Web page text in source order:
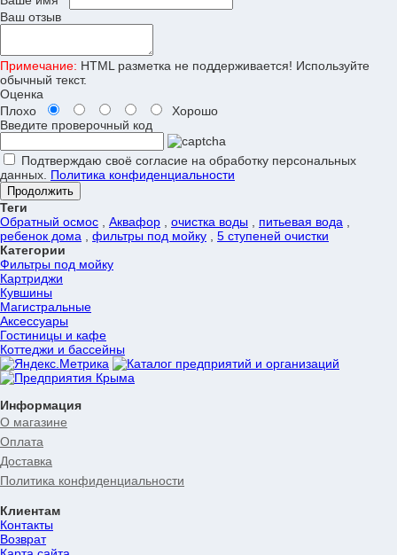
Ваш отзыв
Примечание: HTML разметка не поддерживается! Используйте
обычный текст.
Оценка
Плохо
Хорошо
Введите проверочный код
Подтверждаю своё согласие на обработку персональных
данных. Политика конфиденциальности
Продолжить
Теги
Обратный осмос
Аквафор очистка воды питьевая вода
ребенок дома
фильтры под мойку
5 ступеней очистки
Категории
Фильтры под мойку
Картриджи
Кувшины
Магистральные
Аксессуары
Гостиницы и кафе
Коттеджи и бассейны
Информация
О магазине
Оплата
Доставка
Политика конфиденциальности
Клиентам
Контакты
Возврат